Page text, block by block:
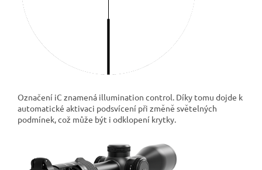
Označení iC znamená illumination control. Díky tomu dojde k
automatické aktivaci podsvícení při změně světelných
podmínek, což může být i odklopení krytky.